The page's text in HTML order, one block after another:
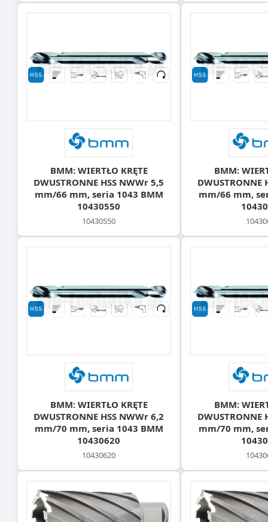
BMM: WIERTŁO KRĘTE
DWUSTRONNE HSS NWWr 5,5
mm/66 mm, seria 1043 BMM
10430550
10430550
BMM:
DWUSTRONNE
mm/66 mm,
BMM: WIERTŁO KRĘTE
DWUSTRONNE HSS NWWr 6,2
mm/70 mm, seria 1043 BMM
10430620
10430620
BMM:
DWUSTRONNE
mm/70 mm,